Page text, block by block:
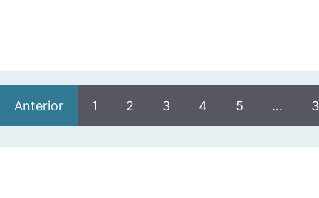
Anterior 1 2 3 4 5 …